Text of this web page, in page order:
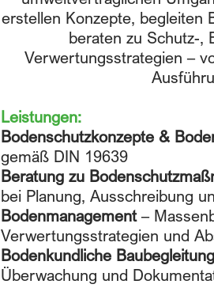
erstellen Konzepte, begleiten
beraten zu Schutz-,
Verwertungsstrategien –
Leistungen:
Bodenschutzkonzepte &
gemäß DIN 19639
Beratung zu
bei Planung, Ausschreibung
Bodenmanagement–
Verwertungsstrategien und
Bodenkundliche Baubegleitung
Überwachung und